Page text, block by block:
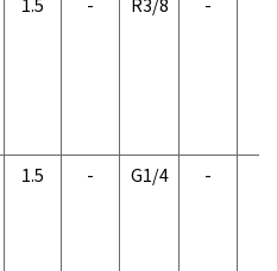
1.5 - G1/4 -